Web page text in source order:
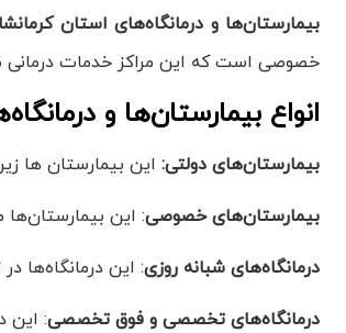
بیمارستان‌ها و درمانگاه‌های استان
خصوصی است که این مراکز خدمات درمانی
انواع بیمارستان‌ها و
بیمارستان‌های دولتی: این بیمارستان ها
بیمارستان‌های خصوصی: این بیمارستان‌ها
درمانگاه‌های شبانه روزی: این درمانگاه‌ها
درمانگاه‌های تخصصی و فوق تخصصی: این